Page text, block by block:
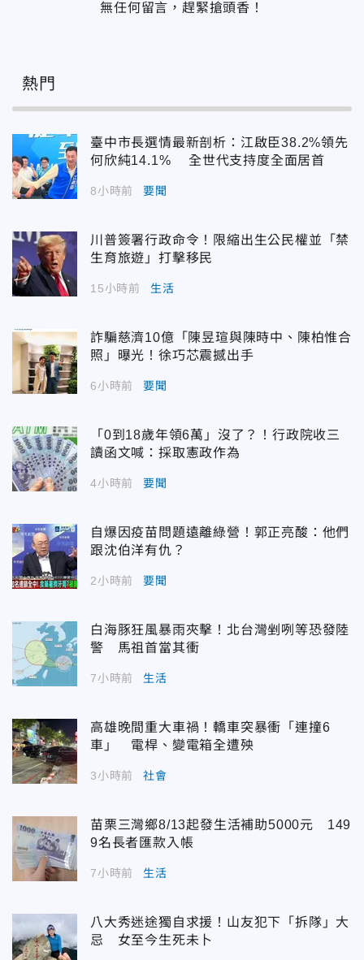
無任何留言，趕緊搶頭香！
熱門
臺中市長選情最新剖析：江啟臣38.2%領先
何欣純14.1% 全世代支持度全面居首
8小時前 要聞
川普簽署行政命令！限縮出生公民權並「禁
生育旅遊」打擊移民
15小時前 生活
詐騙慈濟10億「陳昱瑄與陳時中、陳柏惟合
照」曝光！徐巧芯震撼出手
6小時前 要聞
「0到18歲年領6萬」沒了？！行政院收三
讀函文喊：採取憲政作為
4小時前 要聞
自爆因疫苗問題遠離綠營！郭正亮酸：他們
跟沈伯洋有仇？
2小時前 要聞
白海豚狂風暴雨夾擊！北台灣剉咧等恐發陸
警 馬祖首當其衝
7小時前 生活
高雄晚間重大車禍！轎車突暴衝「連撞6
車」 電桿、變電箱全遭殃
3小時前 社會
苗栗三灣鄉8/13起發生活補助5000元 149
9名長者匯款入帳
7小時前 生活
八大秀迷途獨自求援！山友犯下「拆隊」大
忌 女至今生死未卜